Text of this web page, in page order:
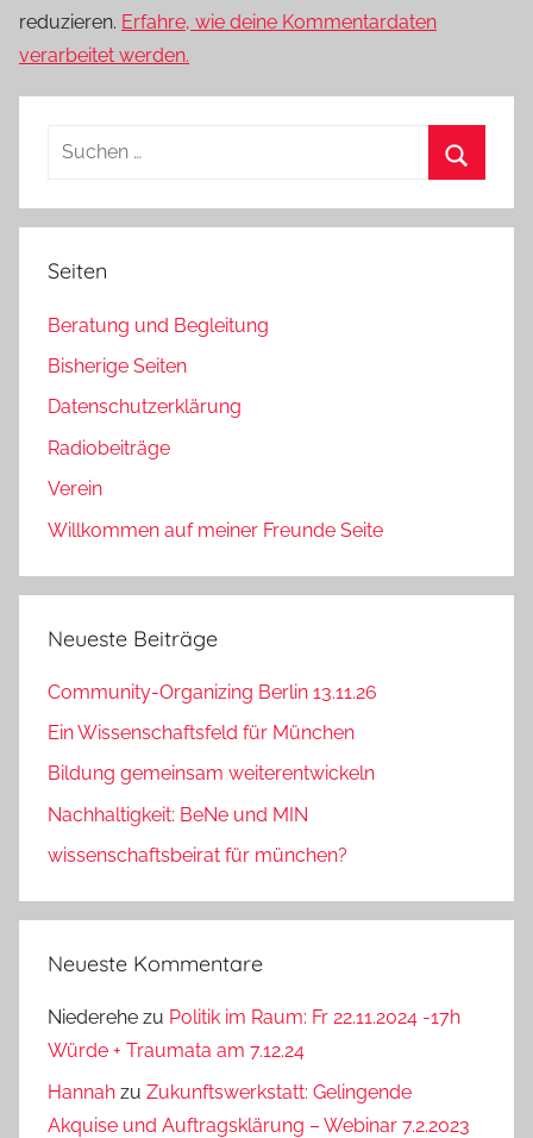
reduzieren. Erfahre, wie deine Kommentardaten
verarbeitet werden.
Suchen
Seiten
Beratung und Begleitung
Bisherige Seiten
Datenschutzerklärung
Radiobeiträge
Verein
Willkommen auf meiner Freunde Seite
Neueste Beiträge
Community-Organizing Berlin 13.11.26
Ein Wissenschaftsfeld für München
Bildung gemeinsam weiterentwickeln
Nachhaltigkeit: BeNe und MIN
wissenschaftsbeirat für münchen?
Neueste Kommentare
Niederehe zu Politik im Raum: Fr 22.11.2024 -17h
Würde + Traumata am 7.12.24
Hannah zu Zukunftswerkstatt: Gelingende
Akquise und Auftragsklärung – Webinar 7.2.2023